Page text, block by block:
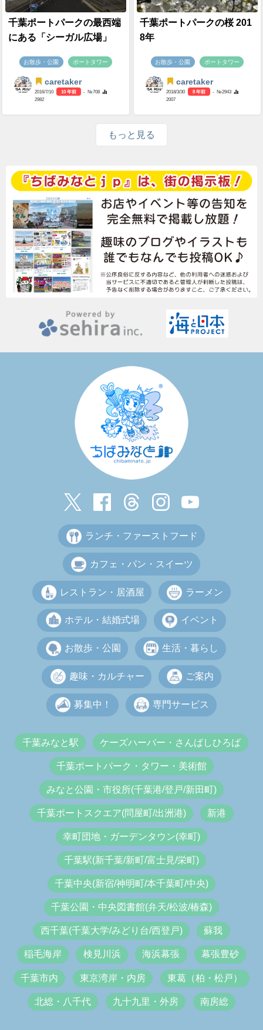
千葉ポートパークの最西端
にある「シーガル広場」
お散歩・公園 ポートタワー
caretaker
2016/7/10 10 年前
- №708
2982
千葉ポートパークの桜 201
8年
お散歩・公園 ポートタワー
caretaker
2018/3/30 8 年前
- №2943
2007
もっと見る
ランチ・ファーストフード
カフェ・パン・スイーツ
レストラン・居酒屋 ラーメン
ホテル・結婚式場 イベント
お散歩・公園 生活・暮らし
趣味・カルチャー ご案内
募集中！ 専門サービス
千葉みなと駅 ケーズハーバー・さんばしひろば
千葉ポートパーク・タワー・美術館
みなと公園・市役所(千葉港/登戸/新田町)
千葉ポートスクエア(問屋町/出洲港) 新港
幸町団地・ガーデンタウン(幸町)
千葉駅(新千葉/新町/富士見/栄町)
千葉中央(新宿/神明町/本千葉町/中央)
千葉公園・中央図書館(弁天/松波/椿森)
西千葉(千葉大学/みどり台/西登戸) 蘇我
稲毛海岸 検見川浜 海浜幕張 幕張豊砂
千葉市内 東京湾岸・内房 東葛（柏・松戸）
北総・八千代 九十九里・外房 南房総